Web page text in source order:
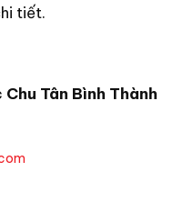
tiết.
Tân Bình Thành